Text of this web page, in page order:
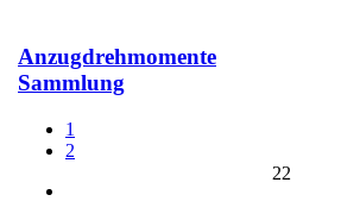
Anzugdrehmomente
Sammlung
1
2
22